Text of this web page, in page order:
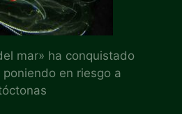
mar» ha conquistado
en riesgo a